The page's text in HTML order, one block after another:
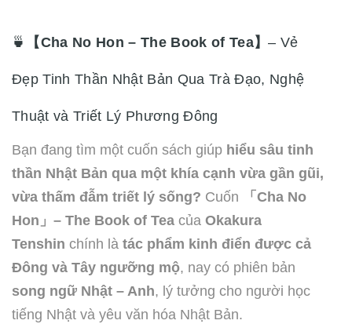
🍵 【Cha No Hon – The Book of Tea】– Vẻ
Đẹp Tinh Thần Nhật Bản Qua Trà Đạo, Nghệ
Thuật và Triết Lý Phương Đông
Bạn đang tìm một cuốn sách giúp hiểu sâu tinh
thần Nhật Bản qua một khía cạnh vừa gần gũi,
vừa thấm đẫm triết lý sống? Cuốn 「 Cha No
Hon 」– The Book of Tea của Okakura
Tenshin chính là tác phẩm kinh điển được cả
Đông và Tây ngưỡng mộ, nay có phiên bản
song ngữ Nhật – Anh, lý tưởng cho người học
tiếng Nhật và yêu văn hóa Nhật Bản.